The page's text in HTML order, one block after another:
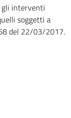
gli interventi
soggetti a
del 22/03/2017.